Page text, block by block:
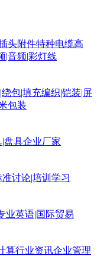
头附件特种电缆高
|音频|彩灯线
绕包|填充编织|铠装|屏
包装
|盘具企业厂家
准讨论|培训学习
业英语|国际贸易
算行业资讯企业管理